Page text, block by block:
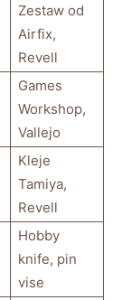
Zestaw od
Airfix,
Revell
Games
Workshop,
Vallejo
Kleje
Tamiya,
Revell
Hobby
knife, pin
vise